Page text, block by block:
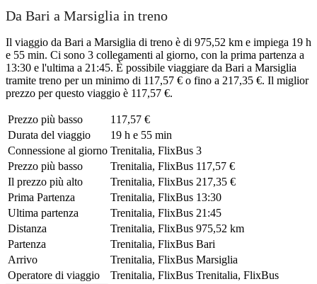
Da Bari a Marsiglia in treno
Il viaggio da Bari a Marsiglia di treno è di 975,52 km e impiega 19 h
e 55 min. Ci sono 3 collegamenti al giorno, con la prima partenza a
13:30 e l'ultima a 21:45. È possibile viaggiare da Bari a Marsiglia
tramite treno per un minimo di 117,57 € o fino a 217,35 €. Il miglior
prezzo per questo viaggio è 117,57 €.
Prezzo più basso
117,57 €
Durata del viaggio
19 h e 55 min
Connessione al giorno Trenitalia, FlixBus 3
Prezzo più basso
Trenitalia, FlixBus 117,57 €
Il prezzo più alto
Trenitalia, FlixBus 217,35 €
Prima Partenza
Trenitalia, FlixBus 13:30
Ultima partenza
Trenitalia, FlixBus 21:45
Distanza
Trenitalia, FlixBus 975,52 km
Partenza
Trenitalia, FlixBus Bari
Arrivo
Trenitalia, FlixBus Marsiglia
Operatore di viaggio
Trenitalia, FlixBus Trenitalia, FlixBus
©CARTO, ©OpenStreetMap contributors